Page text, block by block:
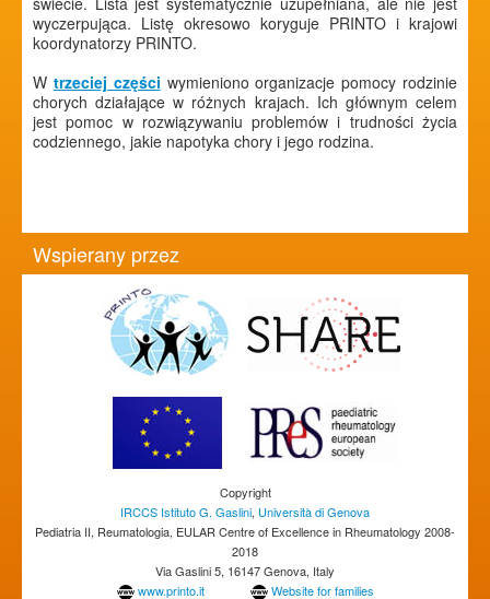
wyczerpująca. Listę okresowo koryguje PRINTO i krajowi
koordynatorzy PRINTO.
W trzeciej części wymieniono organizacje pomocy rodzinie
chorych działające w różnych krajach. Ich głównym celem
jest pomoc w rozwiązywaniu problemów i trudności życia
codziennego, jakie napotyka chory i jego rodzina.
Wspierany przez
Copyright
IRCCS Istituto G. Gaslini, Università di Genova
Pediatria II, Reumatologia, EULAR Centre of Excellence in Rheumatology 2008-
2018
Via Gaslini 5, 16147 Genova, Italy
www.printo.it
Website for families